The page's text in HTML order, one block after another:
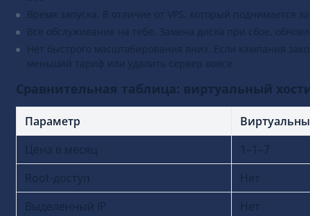
Время запуска. В отличие от VPS, который поднимается
Все обслуживание на тебе. Замена диска при сбое,
Нет быстрого масштабирования вниз. Если кампания
меньший тариф или удалить сервер вовсе.
Сравнительная таблица: виртуальный
Параметр
Цена в месяц
1–1–7
Root-доступ
Нет
Выделенный IP
Нет